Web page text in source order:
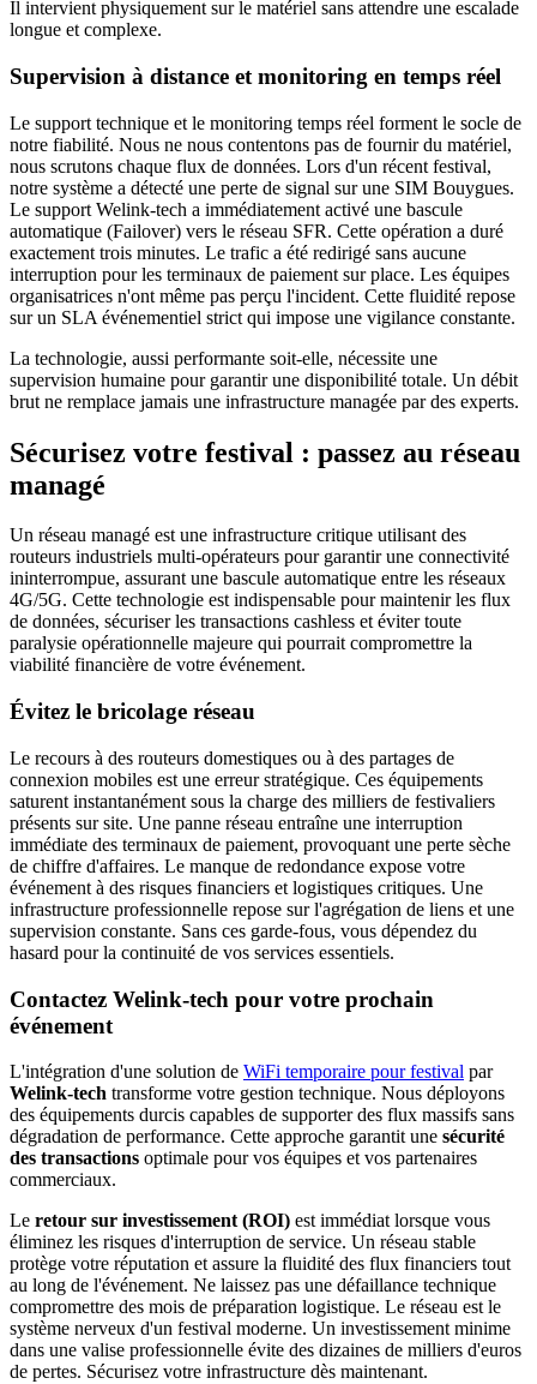
Il intervient physiquement sur le matériel sans attendre une escalade
longue et complexe.
Supervision à distance et monitoring en temps réel
Le support technique et le monitoring temps réel forment le socle de
notre fiabilité. Nous ne nous contentons pas de fournir du matériel,
nous scrutons chaque flux de données. Lors d'un récent festival,
notre système a détecté une perte de signal sur une SIM Bouygues.
Le support Welink-tech a immédiatement activé une bascule
automatique (Failover) vers le réseau SFR. Cette opération a duré
exactement trois minutes. Le trafic a été redirigé sans aucune
interruption pour les terminaux de paiement sur place. Les équipes
organisatrices n'ont même pas perçu l'incident. Cette fluidité repose
sur un SLA événementiel strict qui impose une vigilance constante.
La technologie, aussi performante soit-elle, nécessite une
supervision humaine pour garantir une disponibilité totale. Un débit
brut ne remplace jamais une infrastructure managée par des experts.
Sécurisez votre festival : passez au réseau
managé
Un réseau managé est une infrastructure critique utilisant des
routeurs industriels multi-opérateurs pour garantir une connectivité
ininterrompue, assurant une bascule automatique entre les réseaux
4G/5G. Cette technologie est indispensable pour maintenir les flux
de données, sécuriser les transactions cashless et éviter toute
paralysie opérationnelle majeure qui pourrait compromettre la
viabilité financière de votre événement.
Évitez le bricolage réseau
Le recours à des routeurs domestiques ou à des partages de
connexion mobiles est une erreur stratégique. Ces équipements
saturent instantanément sous la charge des milliers de festivaliers
présents sur site. Une panne réseau entraîne une interruption
immédiate des terminaux de paiement, provoquant une perte sèche
de chiffre d'affaires. Le manque de redondance expose votre
événement à des risques financiers et logistiques critiques. Une
infrastructure professionnelle repose sur l'agrégation de liens et une
supervision constante. Sans ces garde-fous, vous dépendez du
hasard pour la continuité de vos services essentiels.
Contactez Welink-tech pour votre prochain
événement
L'intégration d'une solution de WiFi temporaire pour festival par
Welink-tech transforme votre gestion technique. Nous déployons
des équipements durcis capables de supporter des flux massifs sans
dégradation de performance. Cette approche garantit une sécurité
des transactions optimale pour vos équipes et vos partenaires
commerciaux.
Le retour sur investissement (ROI) est immédiat lorsque vous
éliminez les risques d'interruption de service. Un réseau stable
protège votre réputation et assure la fluidité des flux financiers tout
au long de l'événement. Ne laissez pas une défaillance technique
compromettre des mois de préparation logistique. Le réseau est le
système nerveux d'un festival moderne. Un investissement minime
dans une valise professionnelle évite des dizaines de milliers d'euros
de pertes. Sécurisez votre infrastructure dès maintenant.